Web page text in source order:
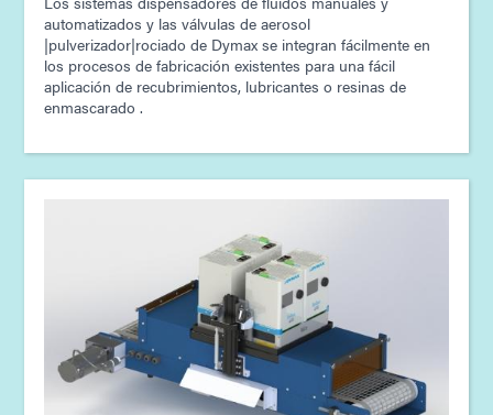
automatizados y las válvulas de aerosol
|pulverizador|rociado de Dymax se integran fácilmente en
los procesos de fabricación existentes para una fácil
aplicación de recubrimientos, lubricantes o resinas de
enmascarado .